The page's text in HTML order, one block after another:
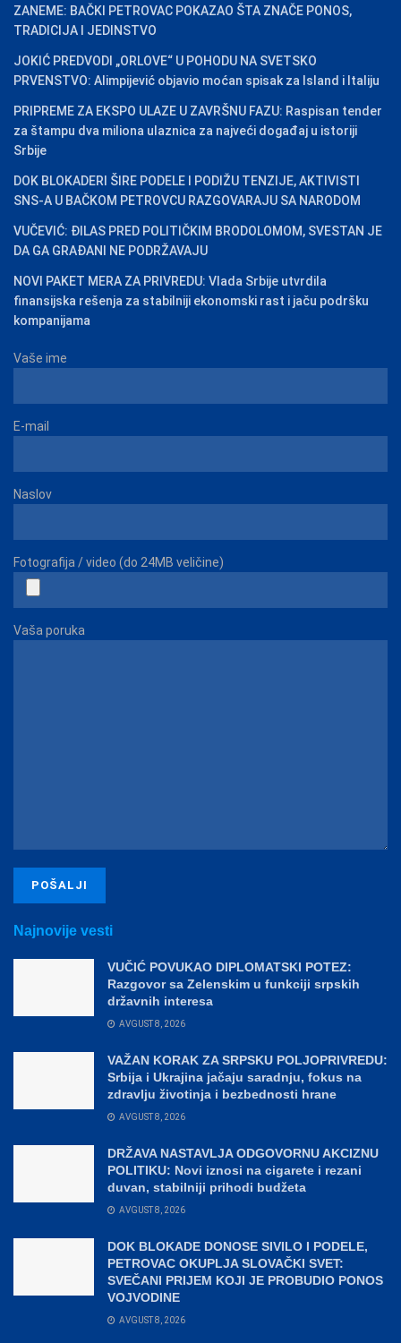
ZANEME: BAČKI PETROVAC POKAZAO ŠTA ZNAČE PONOS,
TRADICIJA I JEDINSTVO
JOKIĆ PREDVODI „ORLOVE“ U POHODU NA SVETSKO
PRVENSTVO: Alimpijević objavio moćan spisak za Island i Italiju
PRIPREME ZA EKSPO ULAZE U ZAVRŠNU FAZU: Raspisan tender
za štampu dva miliona ulaznica za najveći događaj u istoriji
Srbije
DOK BLOKADERI ŠIRE PODELE I PODIŽU TENZIJE, AKTIVISTI
SNS-A U BAČKOM PETROVCU RAZGOVARAJU SA NARODOM
VUČEVIĆ: ĐILAS PRED POLITIČKIM BRODOLOMOM, SVESTAN JE
DA GA GRAĐANI NE PODRŽAVAJU
NOVI PAKET MERA ZA PRIVREDU: Vlada Srbije utvrdila
finansijska rešenja za stabilniji ekonomski rast i jaču podršku
kompanijama
Vaše ime
E-mail
Naslov
Fotografija / video (do 24MB veličine)
Vaša poruka
Najnovije vesti
VUČIĆ POVUKAO DIPLOMATSKI POTEZ:
Razgovor sa Zelenskim u funkciji srpskih
državnih interesa
AVGUST 8, 2026
VAŽAN KORAK ZA SRPSKU POLJOPRIVREDU:
Srbija i Ukrajina jačaju saradnju, fokus na
zdravlju životinja i bezbednosti hrane
AVGUST 8, 2026
DRŽAVA NASTAVLJA ODGOVORNU AKCIZNU
POLITIKU: Novi iznosi na cigarete i rezani
duvan, stabilniji prihodi budžeta
AVGUST 8, 2026
DOK BLOKADE DONOSE SIVILO I PODELE,
PETROVAC OKUPLJA SLOVAČKI SVET:
SVEČANI PRIJEM KOJI JE PROBUDIO PONOS
VOJVODINE
AVGUST 8, 2026